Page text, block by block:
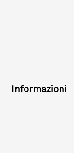
Informazioni